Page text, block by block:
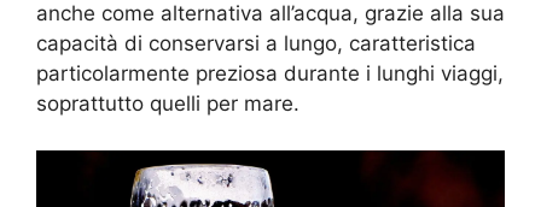
anche come alternativa all’acqua, grazie alla sua
capacità di conservarsi a lungo, caratteristica
particolarmente preziosa durante i lunghi viaggi,
soprattutto quelli per mare.